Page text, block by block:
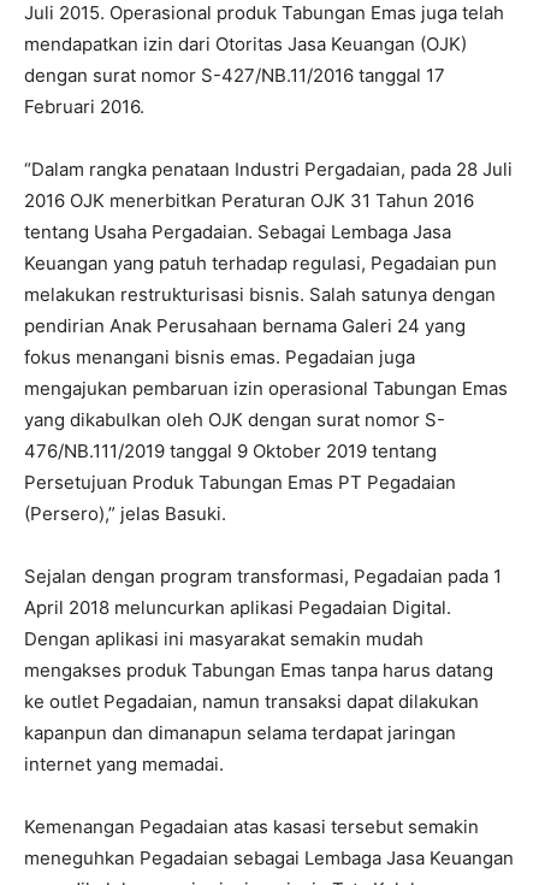
Juli 2015. Operasional produk Tabungan Emas juga telah
mendapatkan izin dari Otoritas Jasa Keuangan (OJK)
dengan surat nomor S-427/NB.11/2016 tanggal 17
Februari 2016.
“Dalam rangka penataan Industri Pergadaian, pada 28 Juli
2016 OJK menerbitkan Peraturan OJK 31 Tahun 2016
tentang Usaha Pergadaian. Sebagai Lembaga Jasa
Keuangan yang patuh terhadap regulasi, Pegadaian pun
melakukan restrukturisasi bisnis. Salah satunya dengan
pendirian Anak Perusahaan bernama Galeri 24 yang
fokus menangani bisnis emas. Pegadaian juga
mengajukan pembaruan izin operasional Tabungan Emas
yang dikabulkan oleh OJK dengan surat nomor S-
476/NB.111/2019 tanggal 9 Oktober 2019 tentang
Persetujuan Produk Tabungan Emas PT Pegadaian
(Persero),” jelas Basuki.
Sejalan dengan program transformasi, Pegadaian pada 1
April 2018 meluncurkan aplikasi Pegadaian Digital.
Dengan aplikasi ini masyarakat semakin mudah
mengakses produk Tabungan Emas tanpa harus datang
ke outlet Pegadaian, namun transaksi dapat dilakukan
kapanpun dan dimanapun selama terdapat jaringan
internet yang memadai.
Kemenangan Pegadaian atas kasasi tersebut semakin
meneguhkan Pegadaian sebagai Lembaga Jasa Keuangan